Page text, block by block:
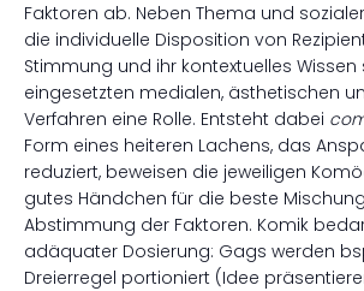
Faktoren ab. Neben Thema und
die individuelle Disposition von
Stimmung und ihr kontextuelles Wissen
eingesetzten medialen, ästhetischen
Verfahren eine Rolle. Entsteht dabei
Form eines heiteren Lachens, das
reduziert, beweisen die jeweiligen
gutes Händchen für die beste
Abstimmung der Faktoren. Komik
adäquater Dosierung: Gags werden
Dreierregel portioniert (Idee